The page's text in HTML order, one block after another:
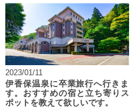
2023/01/11
伊香保温泉に卒業旅行へ行きま
す。おすすめの宿と立ち寄りス
ポットを教えて欲しいです。